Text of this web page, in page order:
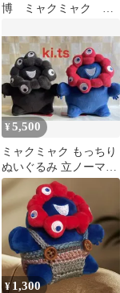
博 ミャクミャク も
立 ノーマ
¥5,500
ミャクミャク もっちり
ぬいぐるみ 立ノーマル
＆立黒2点セット
EXPO2025
¥ 1,300